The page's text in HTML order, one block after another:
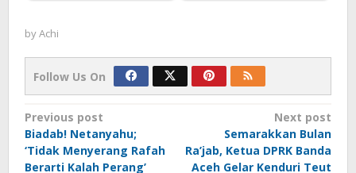
byAchi
Follow Us On
Post
navigation
Previous post
Biadab! Netanyahu;
‘Tidak Menyerang Rafah
Berarti Kalah Perang’
Next post
Semarakkan Bulan
Ra’jab, Ketua DPRK Banda
Aceh Gelar Kenduri Teut